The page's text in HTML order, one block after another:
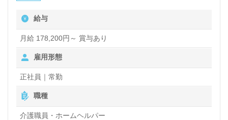
給与
月給 178,200円～ 賞与あり
雇用形態
正社員｜常勤
職種
介護職員・ホームヘルパー